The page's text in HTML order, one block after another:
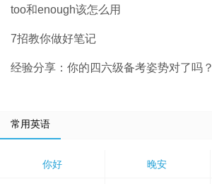
too和enough该怎么用
7招教你做好笔记
经验分享：你的四六级备考姿势对了吗？
常用英语
你好 晚安